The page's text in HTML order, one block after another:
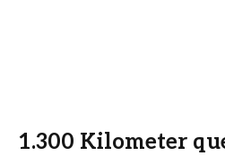
1.300 Kilometer